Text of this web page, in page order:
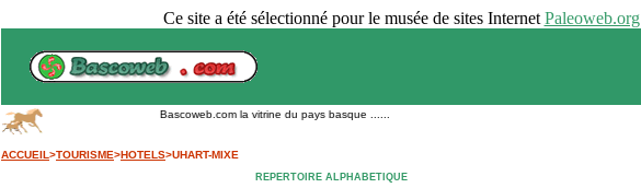
Ce site a été sélectionné pour le musée de sites Internet Paleoweb.org
Bascoweb.com la vitrine du pays basque ......
ACCUEIL>TOURISME>HOTELS>UHART-MIXE
REPERTOIRE ALPHABETIQUE